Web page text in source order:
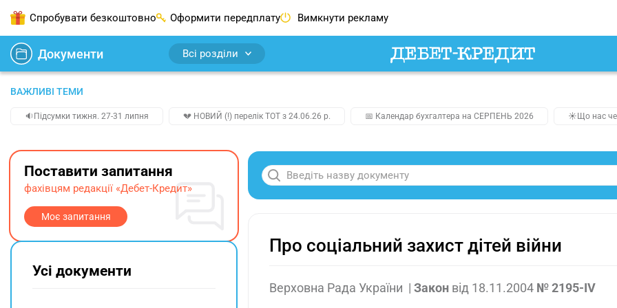
Спробувати безкоштовно Оформити передплату Вимкнути рекламу
Документи Всі розділи
ВАЖЛИВІ ТЕМИ
🔉Підсумки тижня. 27-31 липня 💔 НОВИЙ (!) перелік ТОТ з 24.06.26 р. 📅 Календар бухгалтера на СЕРПЕНЬ 2026 ☀️Що нас
Про соціальний захист дітей війни
Верховна Рада України | Закон від 18.11.2004 № 2195-IV
Поставити запитання
фахівцям редакції «Дебет-Кредит»
Моє запитання
Усі документи